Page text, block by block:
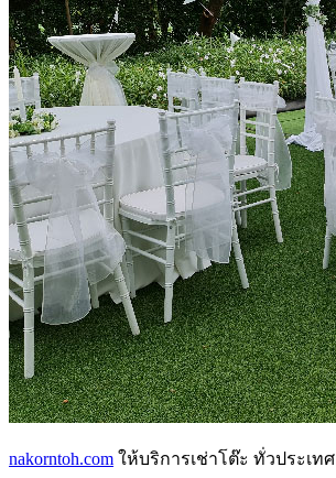
nakorntoh.com ให้บริการเช่าโต๊ะ ทั่วประเทศ